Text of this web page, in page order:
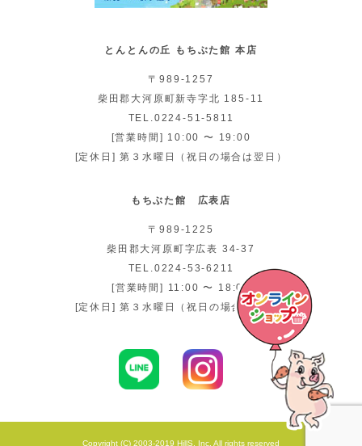
とんとんの丘 もちぶた館 本店
〒989-1257
柴田郡大河原町新寺字北 185-11
TEL.0224-51-5811
[営業時間] 10:00 〜 19:00
[定休日] 第３水曜日（祝日の場合は翌日）
もちぶた館 広表店
〒989-1225
柴田郡大河原町字広表 34-37
TEL.0224-53-6211
[営業時間] 11:00 〜 18:00
[定休日] 第３水曜日（祝日の場合は翌日）
Copyright (C) 2003-2019 HillS, Inc. All rights reserved